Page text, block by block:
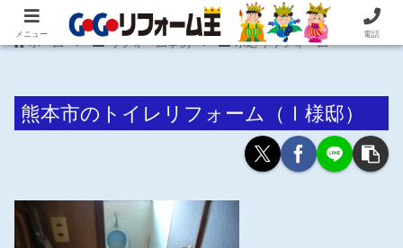
住まいの困ったを即解決！住宅リフォーム専門 株式会社 笠井産業
ホーム リフォーム事例 水廻りリフォーム
熊本市のトイレリフォーム（Ⅰ様邸）
メニュー 電話